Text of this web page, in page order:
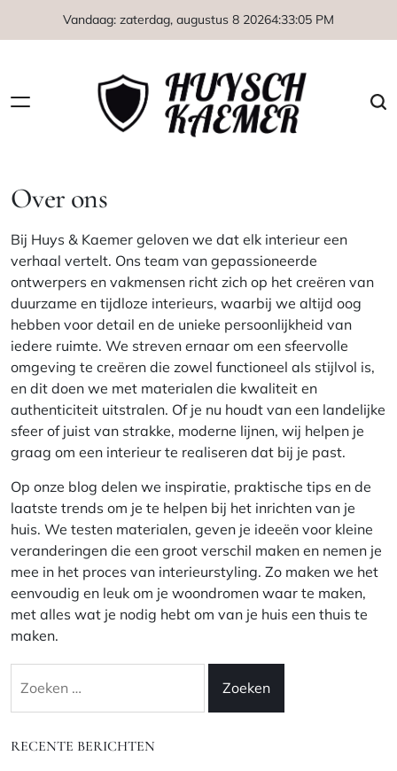
Vandaag: zaterdag, augustus 8 20264:33:05 PM
Over ons
Bij Huys & Kaemer geloven we dat elk interieur een
verhaal vertelt. Ons team van gepassioneerde
ontwerpers en vakmensen richt zich op het creëren van
duurzame en tijdloze interieurs, waarbij we altijd oog
hebben voor detail en de unieke persoonlijkheid van
iedere ruimte. We streven ernaar om een sfeervolle
omgeving te creëren die zowel functioneel als stijlvol is,
en dit doen we met materialen die kwaliteit en
authenticiteit uitstralen. Of je nu houdt van een landelijke
sfeer of juist van strakke, moderne lijnen, wij helpen je
graag om een interieur te realiseren dat bij je past.
Op onze blog delen we inspiratie, praktische tips en de
laatste trends om je te helpen bij het inrichten van je
huis. We testen materialen, geven je ideeën voor kleine
veranderingen die een groot verschil maken en nemen je
mee in het proces van interieurstyling. Zo maken we het
eenvoudig en leuk om je woondromen waar te maken,
met alles wat je nodig hebt om van je huis een thuis te
maken.
naar:
RECENTE BERICHTEN